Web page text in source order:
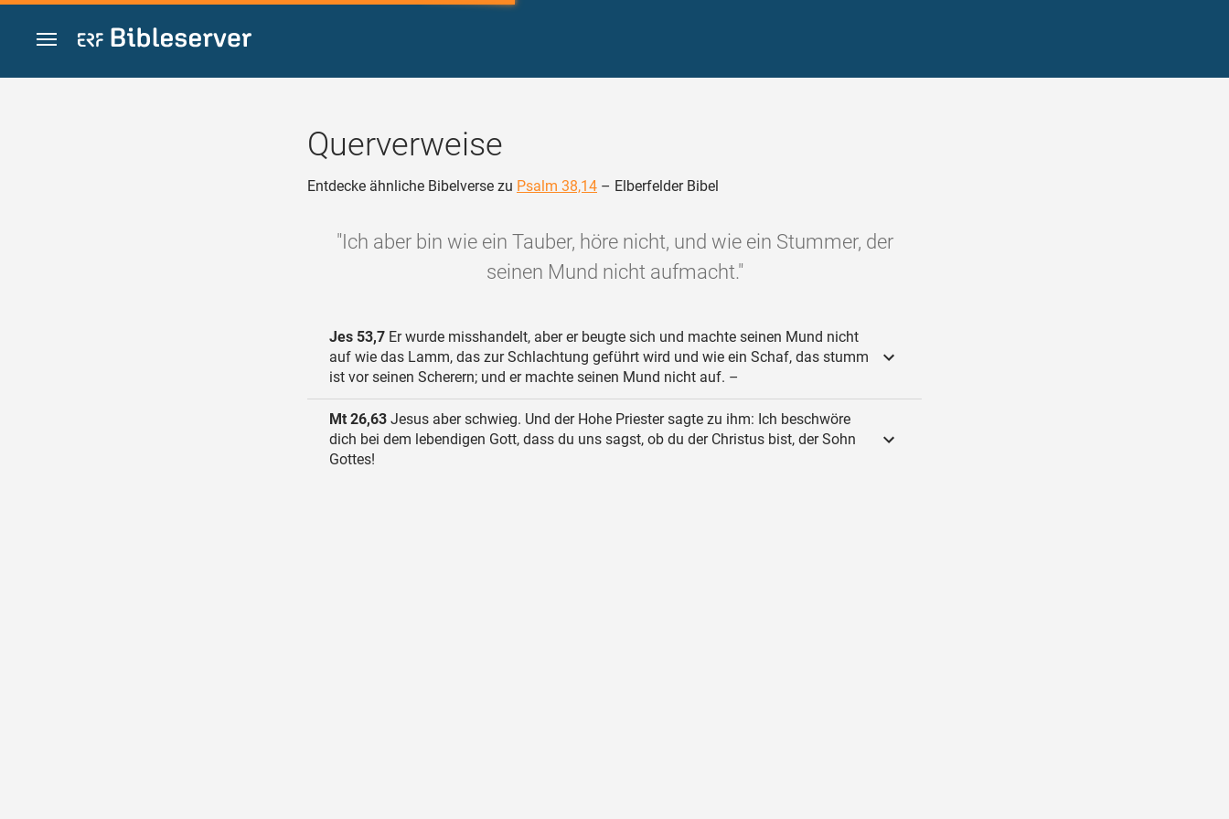
Zum Inhalt springen
Querverweise
Entdecke ähnliche Bibelverse zu Psalm 38,14 – Elberfelder Bibel
"Ich aber bin wie ein Tauber, höre nicht, und wie ein Stummer, der
seinen Mund nicht aufmacht."
Jes 53,7 Er wurde misshandelt, aber er beugte sich und machte seinen Mund nicht
auf wie das Lamm, das zur Schlachtung geführt wird und wie ein Schaf, das stumm
ist vor seinen Scherern; und er machte seinen Mund nicht auf. –
Mt 26,63 Jesus aber schwieg. Und der Hohe Priester sagte zu ihm: Ich beschwöre
dich bei dem lebendigen Gott, dass du uns sagst, ob du der Christus bist, der Sohn
Gottes!